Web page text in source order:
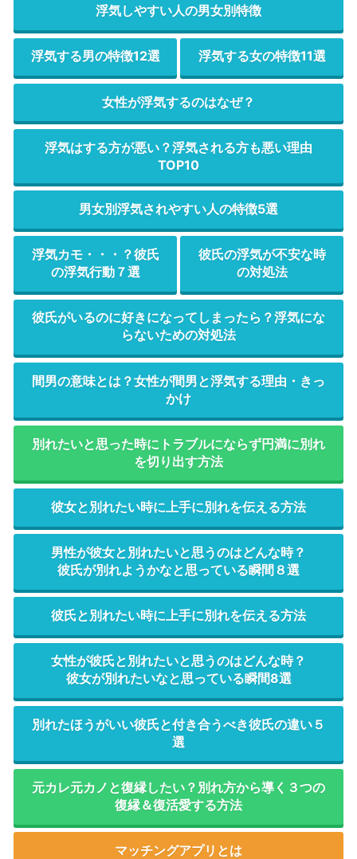
浮気しやすい人の男女別特徴
浮気する男の特徴12選 浮気する女の特徴11選
女性が浮気するのはなぜ？
浮気はする方が悪い？浮気される方も悪い理由
TOP10
男女別浮気されやすい人の特徴5選
浮気カモ・・・？彼氏
の浮気行動７選
彼氏の浮気が不安な時
の対処法
彼氏がいるのに好きになってしまったら？浮気にな
らないための対処法
間男の意味とは？女性が間男と浮気する理由・きっ
かけ
別れたいと思った時にトラブルにならず円満に別れ
を切り出す方法
彼女と別れたい時に上手に別れを伝える方法
男性が彼女と別れたいと思うのはどんな時？
彼氏が別れようかなと思っている瞬間８選
彼氏と別れたい時に上手に別れを伝える方法
女性が彼氏と別れたいと思うのはどんな時？
彼女が別れたいなと思っている瞬間8選
別れたほうがいい彼氏と付き合うべき彼氏の違い５
選
元カレ元カノと復縁したい？別れ方から導く３つの
復縁＆復活愛する方法
マッチングアプリとは